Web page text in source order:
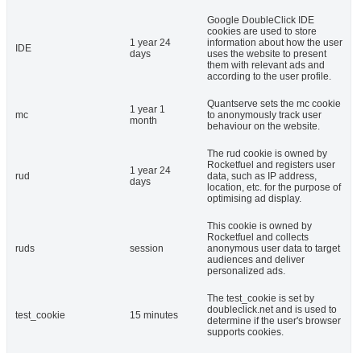
IDE
1 year 24
days
Google DoubleClick IDE
cookies are used to store
information about how the user
uses the website to present
them with relevant ads and
according to the user profile.
mc
1 year 1
month
Quantserve sets the mc cookie
to anonymously track user
behaviour on the website.
rud
1 year 24
days
The rud cookie is owned by
Rocketfuel and registers user
data, such as IP address,
location, etc. for the purpose of
optimising ad display.
ruds session
This cookie is owned by
Rocketfuel and collects
anonymous user data to target
audiences and deliver
personalized ads.
test_cookie 15 minutes
The test_cookie is set by
doubleclick.net and is used to
determine if the user's browser
supports cookies.